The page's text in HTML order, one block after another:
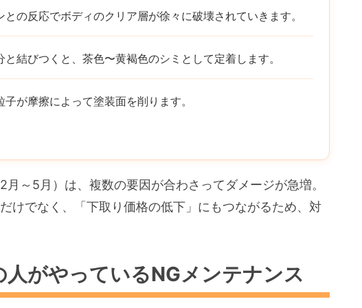
との反応でボディのクリア層が徐々に破壊されていきます。
結びつくと、茶色〜黄褐色のシミとして定着します。
子が摩擦によって塗装面を削ります。
2月～5月）は、複数の要因が合わさってダメージが急増。
けでなく、「下取り価格の低下」にもつながるため、対
人がやっているNGメンテナンス